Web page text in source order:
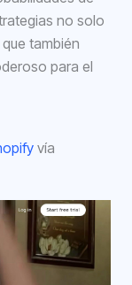
no solo
también
para el
vía